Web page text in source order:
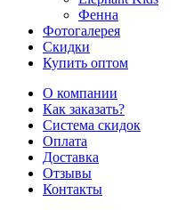
Фенна
Фотогалерея
Скидки
Купить оптом
О компании
Как заказать?
Система скидок
Оплата
Доставка
Отзывы
Контакты